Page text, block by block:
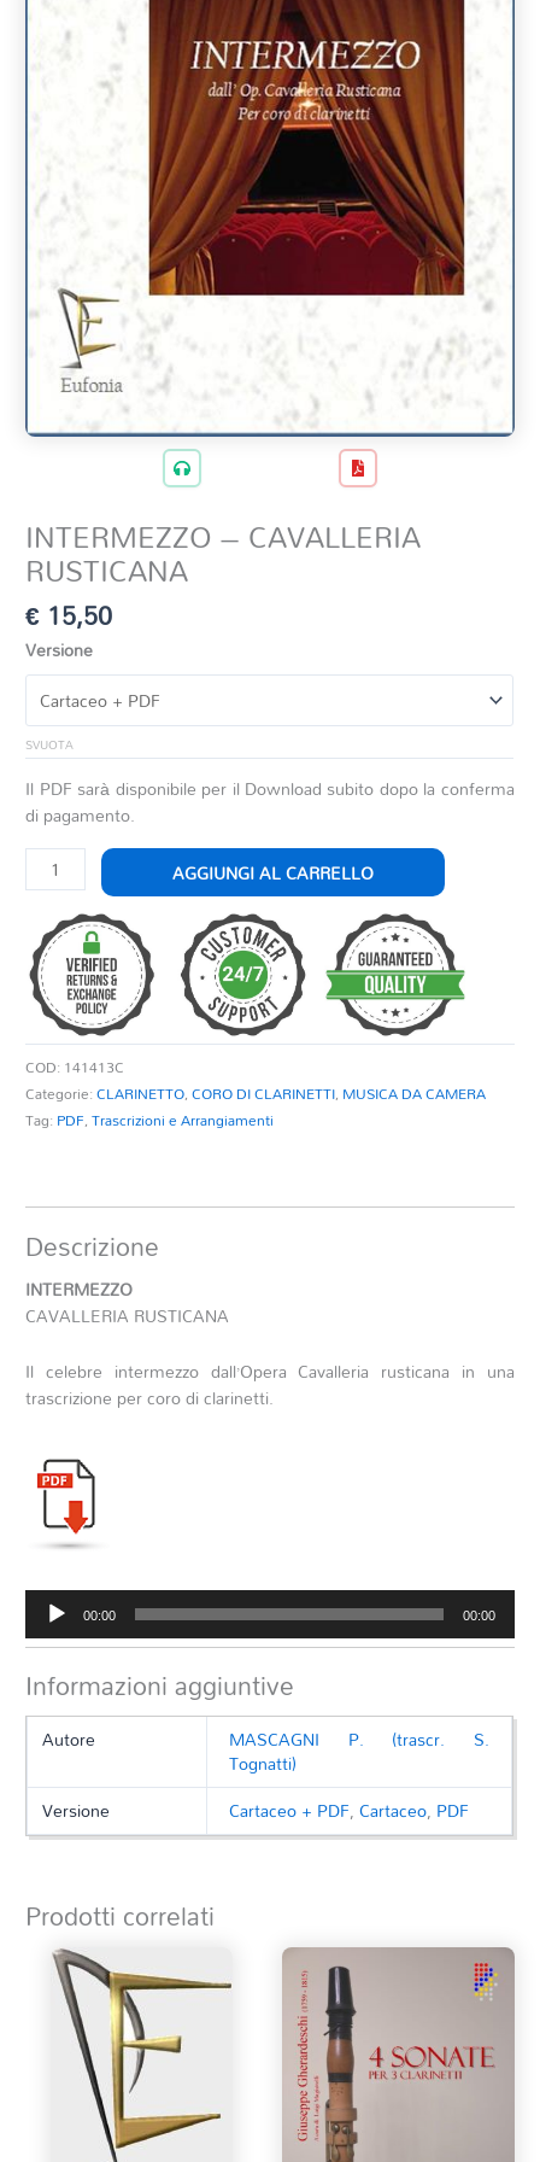
INTERMEZZO – CAVALLERIA
RUSTICANA
€ 15,50
Versione
SVUOTA
Il PDF sarà disponibile per il Download subito dopo la conferma
di pagamento.
INTERMEZZO
-
CAVALLERIA
RUSTICANA
quantità
AGGIUNGI AL CARRELLO
COD: 141413C
Categorie:CLARINETTO,CORO DI CLARINETTI, MUSICA DA CAMERA
Tag: PDF,Trascrizioni e Arrangiamenti
Descrizione
INTERMEZZO
CAVALLERIA RUSTICANA
Il celebre intermezzo dall’Opera Cavalleria rusticana in una
trascrizione per coro di clarinetti.
Audio
Player
00:00 00:00
Informazioni aggiuntive
Autore MASCAGNI P. (trascr. S.
Tognatti)
Versione
Cartaceo + PDF,Cartaceo, PDF
Prodotti correlati